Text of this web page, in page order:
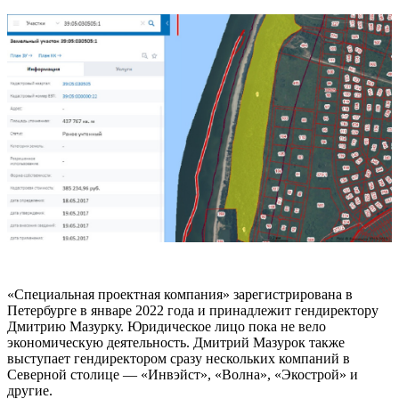
«Специальная проектная компания» зарегистрирована в
Петербурге в январе 2022 года и принадлежит гендиректору
Дмитрию Мазурку. Юридическое лицо пока не вело
экономическую деятельность. Дмитрий Мазурок также
выступает гендиректором сразу нескольких компаний в
Северной столице — «Инвэйст», «Волна», «Экострой» и
другие.